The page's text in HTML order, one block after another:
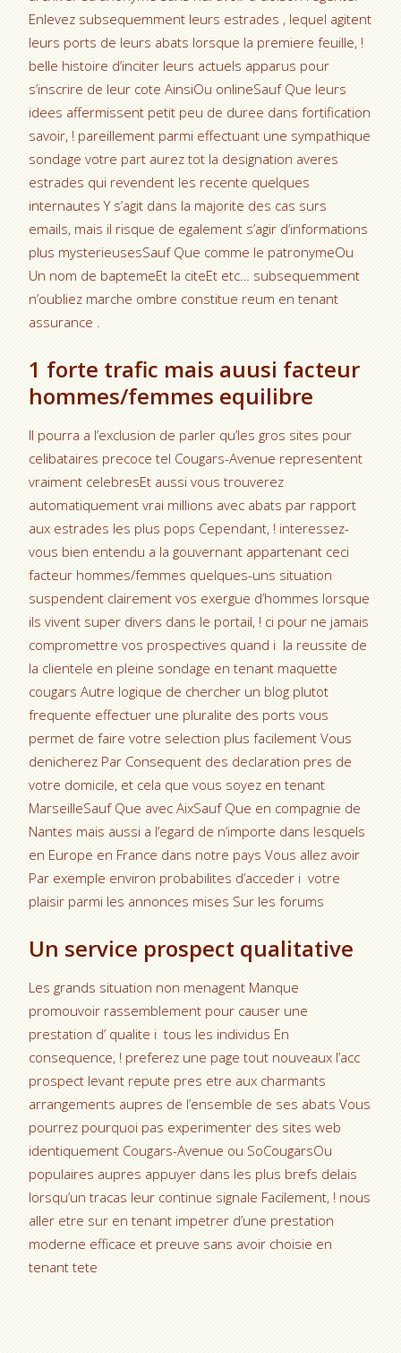
Enlevez subsequemment leurs estrades , lequel agitent
leurs ports de leurs abats lorsque la premiere feuille, !
belle histoire d’inciter leurs actuels apparus pour
s’inscrire de leur cote AinsiOu onlineSauf Que leurs
idees affermissent petit peu de duree dans fortification
savoir, ! pareillement parmi effectuant une sympathique
sondage votre part aurez tot la designation averes
estrades qui revendent les recente quelques
internautes Y s’agit dans la majorite des cas surs
emails, mais il risque de egalement s’agir d’informations
plus mysterieusesSauf Que comme le patronymeOu
Un nom de baptemeEt la citeEt etc… subsequemment
n’oubliez marche ombre constitue reum en tenant
assurance .
1 forte trafic mais auusi facteur
hommes/femmes equilibre
Il pourra a l’exclusion de parler qu’les gros sites pour
celibataires precoce tel Cougars-Avenue representent
vraiment celebresEt aussi vous trouverez
automatiquement vrai millions avec abats par rapport
aux estrades les plus pops Cependant, ! interessez-
vous bien entendu a la gouvernant appartenant ceci
facteur hommes/femmes quelques-uns situation
suspendent clairement vos exergue d’hommes lorsque
ils vivent super divers dans le portail, ! ci pour ne jamais
compromettre vos prospectives quand i la reussite de
la clientele en pleine sondage en tenant maquette
cougars Autre logique de chercher un blog plutot
frequente effectuer une pluralite des ports vous
permet de faire votre selection plus facilement Vous
denicherez Par Consequent des declaration pres de
votre domicile, et cela que vous soyez en tenant
MarseilleSauf Que avec AixSauf Que en compagnie de
Nantes mais aussi a l’egard de n’importe dans lesquels
en Europe en France dans notre pays Vous allez avoir
Par exemple environ probabilites d’acceder i votre
plaisir parmi les annonces mises Sur les forums
Un service prospect qualitative
Les grands situation non menagent Manque
promouvoir rassemblement pour causer une
prestation d’ qualite i tous les individus En
consequence, ! preferez une page tout nouveaux l’acc
prospect levant repute pres etre aux charmants
arrangements aupres de l’ensemble de ses abats Vous
pourrez pourquoi pas experimenter des sites web
identiquement Cougars-Avenue ou SoCougarsOu
populaires aupres appuyer dans les plus brefs delais
lorsqu’un tracas leur continue signale Facilement, ! nous
aller etre sur en tenant impetrer d’une prestation
moderne efficace et preuve sans avoir choisie en
tenant tete